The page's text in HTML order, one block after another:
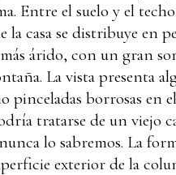
Entre el suelo y el
casa se distribuye en
árido, con un gran
La vista presenta
borrosas en
tratarse de un viejo
lo sabremos. La
exterior de la